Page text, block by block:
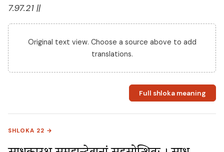
7.97.21 ||
Original text view. Choose a source above to add
translations.
Full shloka meaning
SHLOKA 22 →